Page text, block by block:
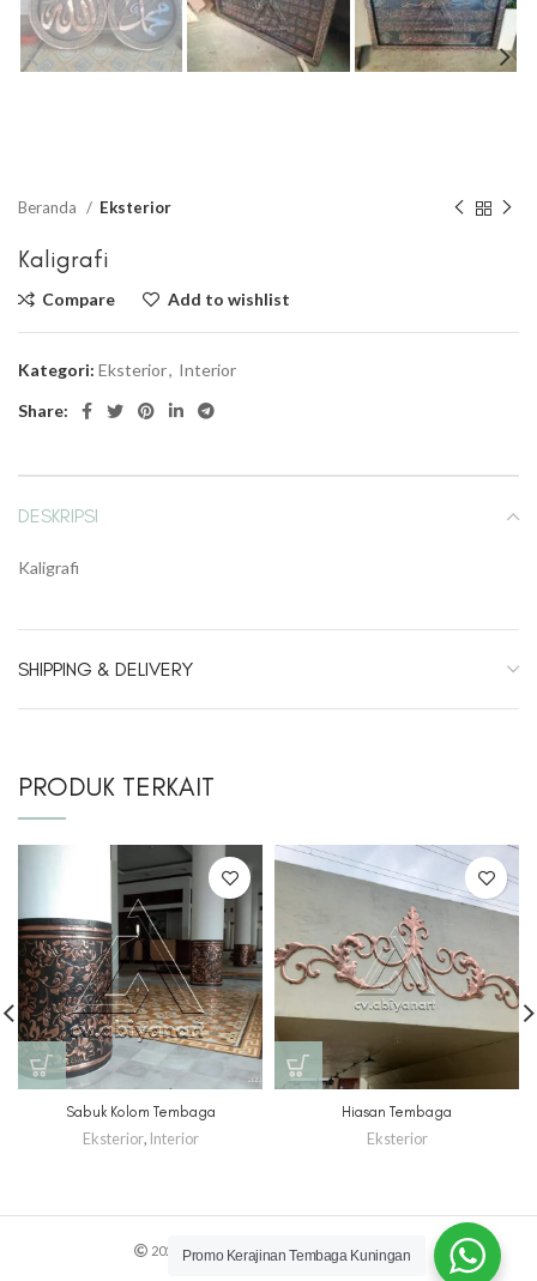
Beranda Eksterior
Kaligrafi
Compare Add to wishlist
Kategori: Eksterior, Interior
Share:
DESKRIPSI
Kaligrafi
SHIPPING & DELIVERY
PRODUK TERKAIT
Sabuk Kolom Tembaga
Eksterior, Interior
Hiasan Tembaga
Eksterior
2022 CREATED BYcv.abiyanart. truecolor.
Promo Kerajinan Tembaga Kuningan